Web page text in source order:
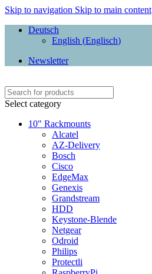
Skip to navigation Skip to main content
Deutsch
English (Englisch)
Newsletter
Select category
10" Rackmounts
Alcatel
AZ-Delivery
Bosch
Cisco
EdgeMax
Genexis
Grandstream
HDD
Keystone-Blende
Netgear
Odroid
Philips
Protectli